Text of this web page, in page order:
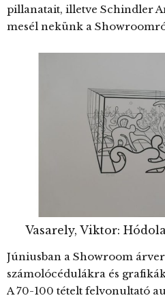
pillanatait, illetve Schindler
mesél nekünk a
Vasarely, Viktor:
Júniusban a Showroom
számolócédulákra és
A 70-100 tételt felvonultató